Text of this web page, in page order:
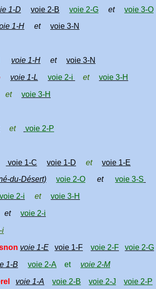
1-D voie 2-B voie 2-G et voie 3-O
1-H et voie 3-N
voie 1-H et voie 3-N
voie 1-L voie 2-i et voie 3-H
et voie 3-H
et voie 2-P
voie 1-C voie 1-D et voie 1-E
du-Désert) voie 2-O et voie 3-S
voie 2-i et voie 3-H
et voie 2-i
i
voie 1-E voie 1-F voie 2-F voie 2-G
1-B voie 2-A et voie 2-M
voie 1-A voie 2-B voie 2-J voie 2-P